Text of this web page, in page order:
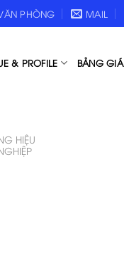
PHÒNG MAIL
& PROFILE BẢNG GIÁ
HIỆU